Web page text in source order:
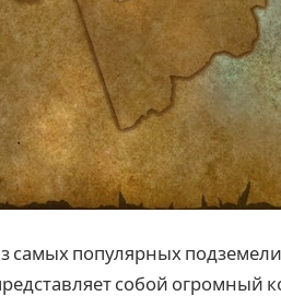
самых популярных
собой огромный